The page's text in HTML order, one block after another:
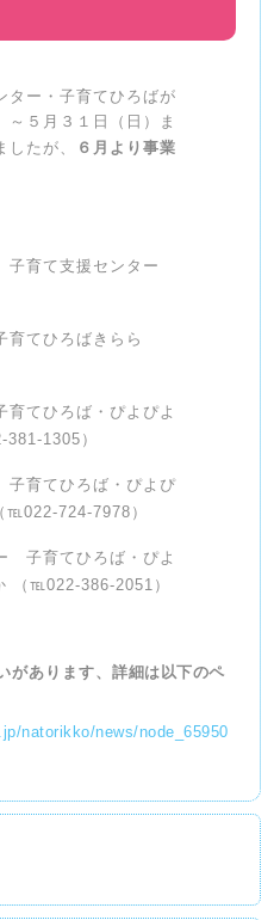
ター・子育てひろばが
～５月３１日（日）ま
たが、
６月より事業
育て支援センター
てひろばきらら
てひろば・ぴよぴよ
1305）
育てひろば・ぴよぴ
℡022-724-7978）
子育てひろば・ぴよ
（℡022-386-2051）
あります、詳細は以下のペ
natorikko/news/node_65950